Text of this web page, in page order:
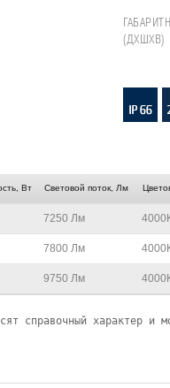
(ДХШХВ)
Вт Световой поток, Лм
7250 Лм
7800 Лм
9750 Лм
справочный характер и